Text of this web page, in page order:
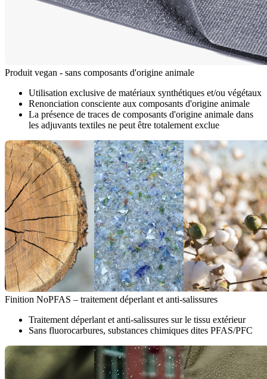
Produit vegan - sans composants d'origine animale
Utilisation exclusive de matériaux synthétiques et/ou végétaux
Renonciation consciente aux composants d'origine animale
La présence de traces de composants d'origine animale dans
les adjuvants textiles ne peut être totalement exclue
Finition NoPFAS – traitement déperlant et anti-salissures
Traitement déperlant et anti-salissures sur le tissu extérieur
Sans fluorocarbures, substances chimiques dites PFAS/PFC